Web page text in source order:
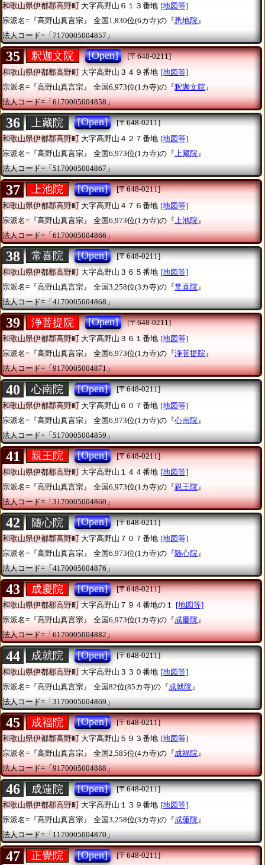
和歌山県伊都郡高野町 大字高野山６１３番地 [地図等]
宗派名=『高野山真言宗』
全国1,830位(6カ寺)の『悉地院 』
法人コード=「7170005004857」
35 釈迦文院 [Open]
[〒648-0211]
和歌山県伊都郡高野町 大字高野山３４９番地 [地図等]
宗派名=『高野山真言宗』
全国6,973位(1カ寺)の『釈迦文院 』
法人コード=「6170005004858」
36 上藏院 [Open]
[〒648-0211]
和歌山県伊都郡高野町 大字高野山４２７番地 [地図等]
宗派名=『高野山真言宗』
全国6,973位(1カ寺)の『上藏院』
法人コード=「5170005004867」
37 上池院 [Open]
[〒648-0211]
和歌山県伊都郡高野町 大字高野山４７６番地 [地図等]
宗派名=『高野山真言宗』
全国6,973位(1カ寺)の『 上池院 』
法人コード=「6170005004866」
38 常喜院 [Open]
[〒648-0211]
和歌山県伊都郡高野町 大字高野山３６５番地 [地図等]
宗派名=『高野山真言宗』
全国3,258位(3カ寺)の『常喜院 』
法人コード=「4170005004868」
39 浄菩提院 [Open]
[〒648-0211]
和歌山県伊都郡高野町 大字高野山３６１番地 [地図等]
宗派名=『高野山真言宗』
全国6,973位(1カ寺)の『浄菩提院』
法人コード=「9170005004871」
40 心南院 [Open]
[〒648-0211]
和歌山県伊都郡高野町 大字高野山６０７番地 [地図等]
宗派名=『高野山真言宗』
全国6,973位(1カ寺)の『心南院 』
法人コード=「5170005004859」
41 親王院 [Open]
[〒648-0211]
和歌山県伊都郡高野町 大字高野山１４４番地 [地図等]
宗派名=『高野山真言宗』
全国6,973位(1カ寺)の『親王院 』
法人コード=「3170005004860」
42 随心院 [Open]
[〒648-0211]
和歌山県伊都郡高野町 大字高野山７０７番地 [地図等]
宗派名=『高野山真言宗』
全国6,973位(1カ寺)の『随心院』
法人コード=「4170005004876」
43 成慶院 [Open]
[〒648-0211]
和歌山県伊都郡高野町 大字高野山７９４番地の１ [地図等]
宗派名=『高野山真言宗』
全国6,973位(1カ寺)の『成慶院』
法人コード=「6170005004882」
44 成就院 [Open]
[〒648-0211]
和歌山県伊都郡高野町 大字高野山３３０番地 [地図等]
宗派名=『高野山真言宗』
全国82位(85カ寺)の『成就院 』
法人コード=「3170005004869」
45 成福院 [Open]
[〒648-0211]
和歌山県伊都郡高野町 大字高野山５９３番地 [地図等]
宗派名=『高野山真言宗』
全国2,585位(4カ寺)の『成福院』
法人コード=「9170005004888」
46 成蓮院 [Open]
[〒648-0211]
和歌山県伊都郡高野町 大字高野山１３９番地 [地図等]
宗派名=『高野山真言宗』
全国3,258位(3カ寺)の『成蓮院』
法人コード=「1170005004870」
47 正覺院 [Open]
[〒648-0211]